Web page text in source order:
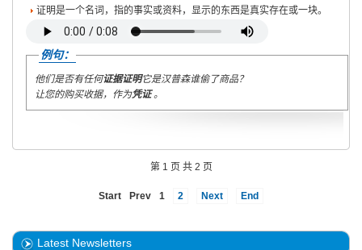
证明是一个名词，指的事实或资料，显示的东西是真实存在或一块。
例句：
他们是否有任何证据证明它是汉普森谁偷了商品？
让您的购买收据，作为凭证。
第 1 页 共 2 页
Start Prev 1 2 Next End
Latest Newsletters